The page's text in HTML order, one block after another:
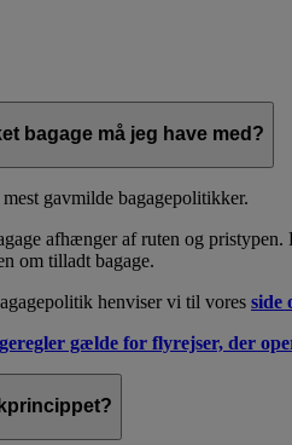
bagage må jeg have med?
gavmilde bagagepolitikker.
afhænger af ruten og
om tilladt bagage.
henviser vi til vores side
gælde for flyrejser, der